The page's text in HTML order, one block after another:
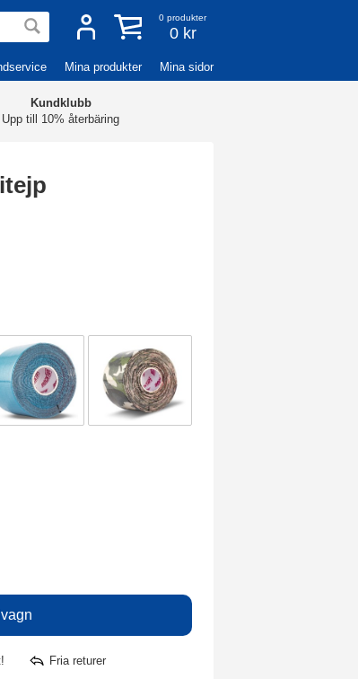
0 produkter
0 kr
Mina produkter Mina sidor
Kundklubb
Upp till 10% återbäring
Fria returer